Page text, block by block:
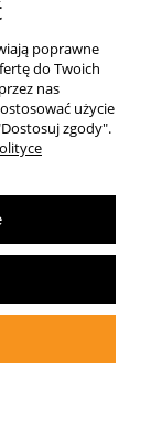
ulubiona księgarnia
patriotyzm,
audiobooki, ebooki,
poprawne
do Twoich
nas
użycie
zgody".